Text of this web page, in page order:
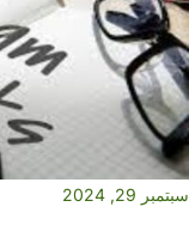
سبتمبر 29, 2024